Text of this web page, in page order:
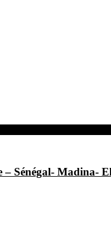
Sénégal- Madina-